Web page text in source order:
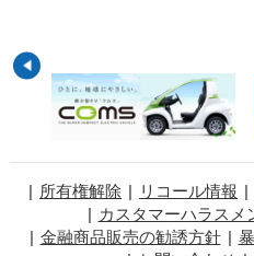
所有権解除 リコール情報
カスタマーハラスメ
金融商品販売の勧誘方針